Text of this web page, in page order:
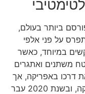
ביותר בעולם,
1978. המרוץ מתפרס על פני אלפי
במיוחד, כאשר
משתנים ואתגרים
את דרכו באפריקה, אך
בשנים האחרונות הוא נערך בדרום אמריקה, ובשנת 2020 עבר